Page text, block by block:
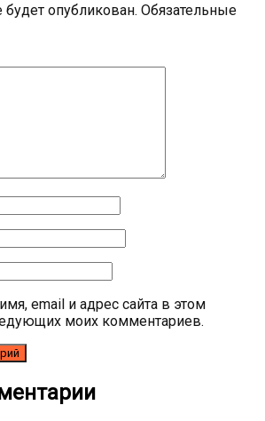
опубликован. Обязательные
email и адрес сайта в этом
моих комментариев.